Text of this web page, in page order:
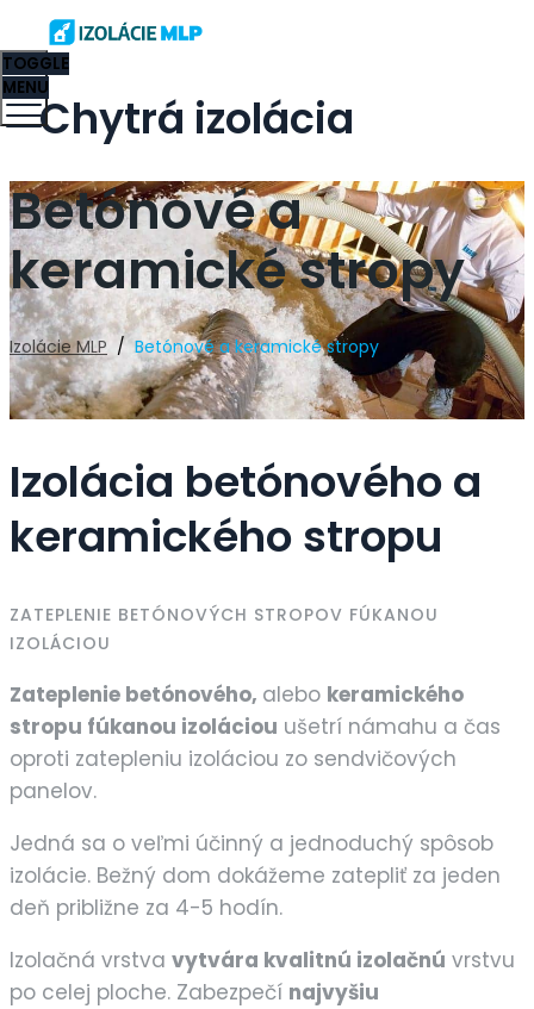
Chytrá izolácia
TOGGLE
MENU
Betónové a
keramické stropy
Izolácie MLP /Betónové a keramické stropy
Izolácia betónového a
keramického stropu
ZATEPLENIE BETÓNOVÝCH STROPOV FÚKANOU
IZOLÁCIOU
Zateplenie betónového, alebo keramického
stropu fúkanou izoláciou ušetrí námahu a čas
oproti zatepleniu izoláciou zo sendvičových
panelov.
Jedná sa o veľmi účinný a jednoduchý spôsob
izolácie. Bežný dom dokážeme zatepliť za jeden
deň približne za 4-5 hodín.
Izolačná vrstva vytvára kvalitnú izolačnú vrstvu
po celej ploche. Zabezpečí najvyšiu